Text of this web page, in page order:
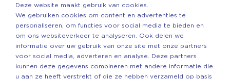
Copyright ©2026 Vechtgenoten
Deze website maakt gebruik van cookies.
We gebruiken cookies om content en advertenties te
personaliseren, om functies voor social media te bieden en
om ons websiteverkeer te analyseren. Ook delen we
informatie over uw gebruik van onze site met onze partners
voor social media, adverteren en analyse. Deze partners
kunnen deze gegevens combineren met andere informatie die
u aan ze heeft verstrekt of die ze hebben verzameld op basis